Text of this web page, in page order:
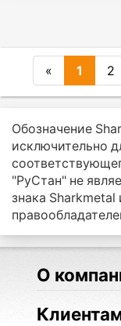
« 1 2
Обозначение
исключительно
"РуСтан" не
знака
О